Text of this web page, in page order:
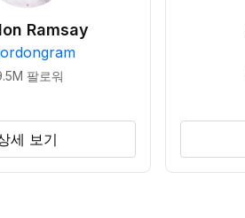
Ramsay
팔로워
세 보기